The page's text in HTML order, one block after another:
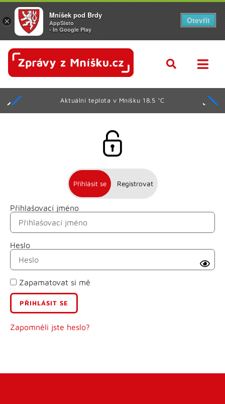
Aktuální teplota v Mníšku 18.5 °C
Přihlásit se Registrovat
Přihlašovací jméno
Heslo
Zapamatovat si mě
Zapomněli jste heslo?
Jméno
Příjmení
E-mail
Uživatelské jméno
×
Mníšek pod Brdy
AppSisto
- In Google Play
Otevřít